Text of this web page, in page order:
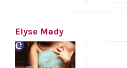
Elyse Mady